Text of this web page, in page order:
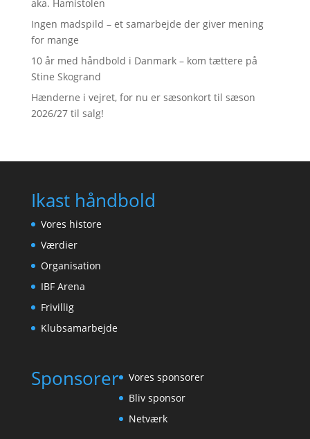
aka. Hamistolen
Ingen madspild – et samarbejde der giver mening
for mange
10 år med håndbold i Danmark – kom tættere på
Stine Skogrand
Hænderne i vejret, for nu er sæsonkort til sæson
2026/27 til salg!
Ikast håndbold
Vores histore
Værdier
Organisation
IBF Arena
Frivillig
Klubsamarbejde
Sponsorer
Vores sponsorer
Bliv sponsor
Netværk